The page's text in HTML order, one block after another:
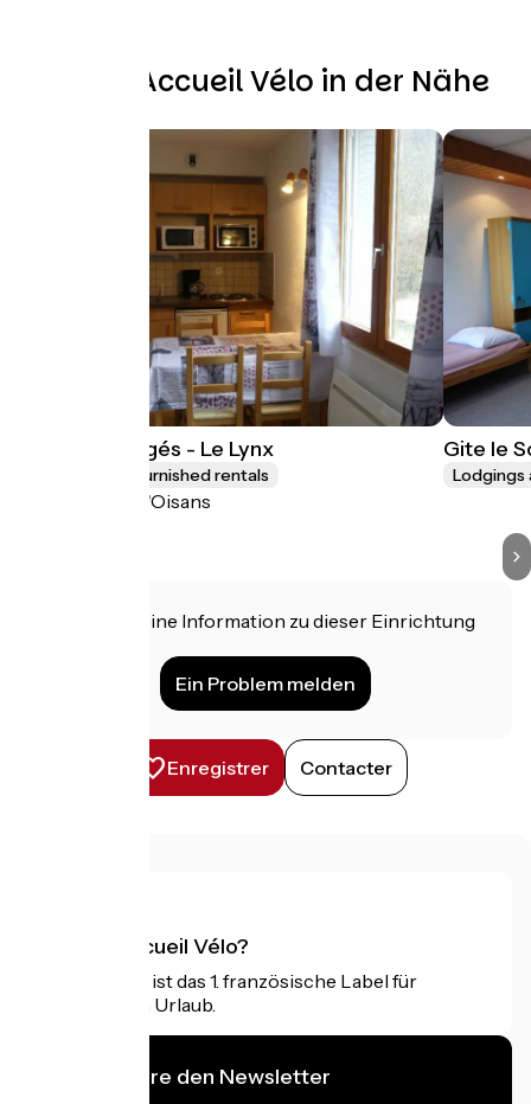
Weitere Accueil Vélo in der Nähe
Les Lys Orangés - Le Lynx
Lodgings and furnished rentals
Le Bourg-d'Oisans
Gite le
Lodgings
Haben Sie eine Information zu dieser Einrichtung
Ein Problem melden
Enregistrer Contacter
Was ist Accueil Vélo?
Accueil Vélo ist das 1. französische Label für
Radfahrer im Urlaub.
Ich abonniere den Newsletter